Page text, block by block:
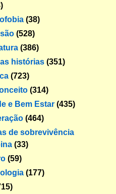
(38)
(528)
(386)
histórias (351)
(723)
(314)
e Bem Estar (435)
(464)
de sobrevivência
(33)
(59)
(177)